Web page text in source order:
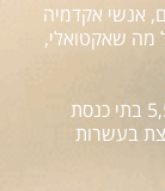
אנשי אקדמיה
מה שאקטואלי,
השבועון מופץ בעשרות אלפי עותקים בכ-5,500 בתי כנסת
בעשרות